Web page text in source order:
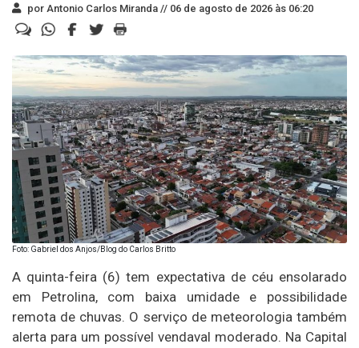
por Antonio Carlos Miranda // 06 de agosto de 2026 às 06:20
Foto: Gabriel dos Anjos/Blog do Carlos Britto
A quinta-feira (6) tem expectativa de céu ensolarado
em Petrolina, com baixa umidade e possibilidade
remota de chuvas. O serviço de meteorologia também
alerta para um possível vendaval moderado. Na Capital